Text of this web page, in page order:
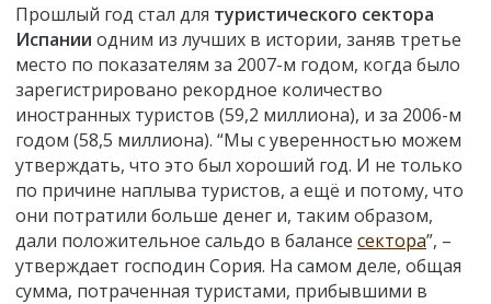
Прошлый год стал для туристического сектора
Испании одним из лучших в истории, заняв третье
место по показателям за 2007-м годом, когда было
зарегистрировано рекордное количество
иностранных туристов (59,2 миллиона), и за 2006-м
годом (58,5 миллиона). “Мы с уверенностью можем
утверждать, что это был хороший год. И не только
по причине наплыва туристов, а ещё и потому, что
они потратили больше денег и, таким образом,
дали положительное сальдо в балансе сектора”, –
утверждает господин Сория. На самом деле, общая
сумма, потраченная туристами, прибывшими в